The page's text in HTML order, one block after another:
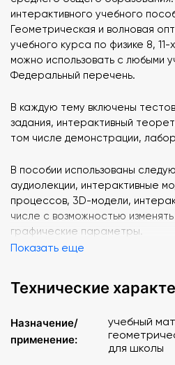
интерактивного учебного
Геометрическая и волновая
учебного курса по физике 8,
можно использовать с любыми
Федеральный перечень.
В каждую тему включены
задания, интерактивный
том числе демонстрации,
В пособии использованы
аудиолекции, интерактивные
процессов, 3D-модели,
числе с возможностью
графические параметры.
оптика» является создание
дополнительные медиаобъекты
пособия.
Показать еще
Технические
Назначение/
применение:
учебный
для школы